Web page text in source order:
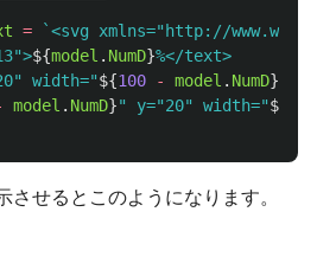
=
`<svg xmlns="http://
${model . NumD}%</text>
width="
${100 - model . NumD}
model . NumD}" y="20" width="${
せるとこのようになります。